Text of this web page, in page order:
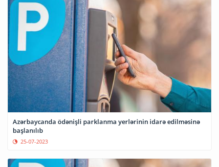
Azərbaycanda ödənişli parklanma yerlərinin idarə edilməsinə
başlanılıb
25-07-2023